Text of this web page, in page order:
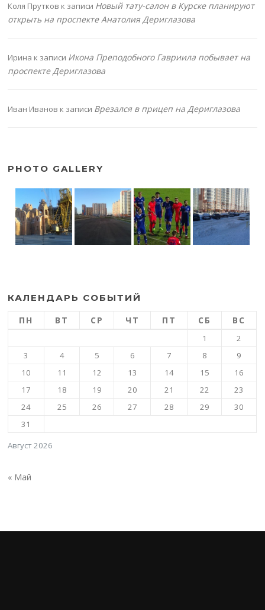
Коля Прутков к записи Новый тату-салон в Курске планируют
открыть на проспекте Анатолия Дериглазова
Ирина к записи Икона Преподобного Гавриила побывает на
проспекте Дериглазова
Иван Иванов к записи Врезался в прицеп на Дериглазова
PHOTO GALLERY
КАЛЕНДАРЬ СОБЫТИЙ
Август 2026
ПН ВТ СР ЧТ ПТ СБ ВС
1
2
3
4 5 6 7 8
9
10
11 12 13 14 15
16
17
18 19 20 21 22
23
24
25 26 27 28 29
30
31
« Май